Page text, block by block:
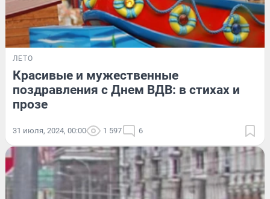
ЛЕТО
Красивые и мужественные
поздравления с Днем ВДВ: в стихах и
прозе
31 июля, 2024, 00:00 1 597 6